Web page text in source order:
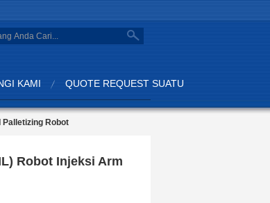
search
KAMI QUOTE REQUEST SUATU
Palletizing Robot
Robot Injeksi Arm